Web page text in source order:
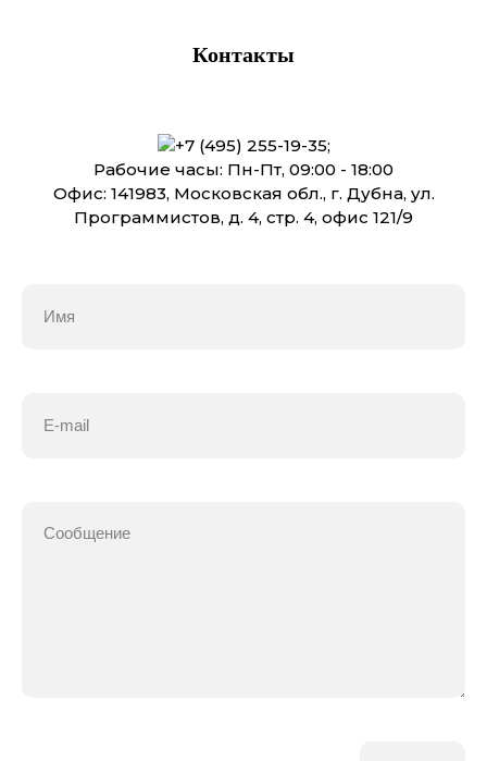
Контакты
+7 (495) 255-19-35;
Рабочие часы: Пн-Пт, 09:00 - 18:00
Офис: 141983, Московская обл., г. Дубна, ул.
Программистов, д. 4, стр. 4, офис 121/9